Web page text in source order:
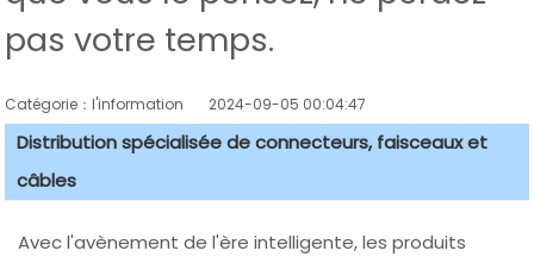
pas votre temps.
Catégorie：l'information 2024-09-05 00:04:47
Distribution spécialisée de connecteurs, faisceaux et
câbles
Avec l'avènement de l'ère intelligente, les produits